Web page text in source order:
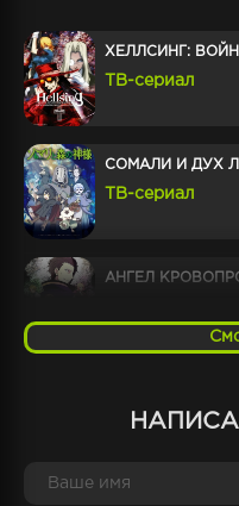
НЕКИЙ НАУЧНЫЙ
ИНДЕКС
ХЕЛЛСИНГ:
ТВ-сериал
СОМАЛИ И ДУХ
ТВ-сериал
АНГЕЛ
ИСТОРИЯ МИРА
ПОДЧИНЕНИЯ 2